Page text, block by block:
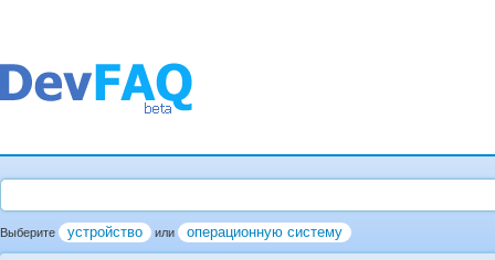
Выберите устройство или операционную систему